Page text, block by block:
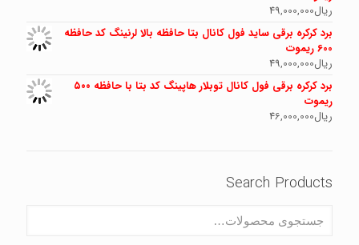
ریال49,000,000
برد کرکره برقی ساید فول کانال بتا حافظه بالا لرنینگ کد حافظه
600 ریموت
ریال49,000,000
برد کرکره برقی فول کانال توبلار هاپینگ کد بتا با حافظه ۵۰۰
ریموت
ریال46,000,000
Search Products